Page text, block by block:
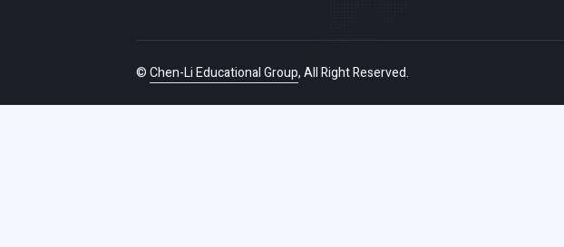
©Chen-Li Educational Group, All Right Reserved.